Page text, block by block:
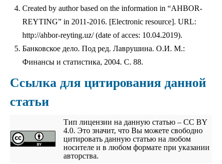
Created by author based on the information in “AHBOR-
REYTING” in 2011-2016. [Electronic resource]. URL:
http://ahbor-reyting.uz/ (date of acces: 10.04.2019).
Банковское дело. Под ред. Лаврушина. О.И. М.:
Финансы и статистика, 2004. С. 88.
Ссылка для цитирования данной
статьи
Тип лицензии на данную статью – CC BY
4.0. Это значит, что Вы можете свободно
цитировать данную статью на любом
носителе и в любом формате при указании
авторства.